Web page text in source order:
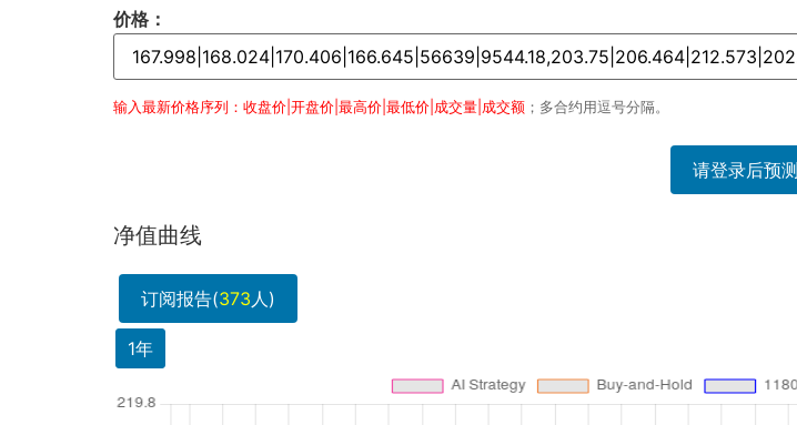
价格：
输入最新价格序列：收盘价|开盘价|最高价|最低价|成交量|成交额 ；多合约用逗号分隔。
请登录后预测
净值曲线
订阅报告(373人)
1年